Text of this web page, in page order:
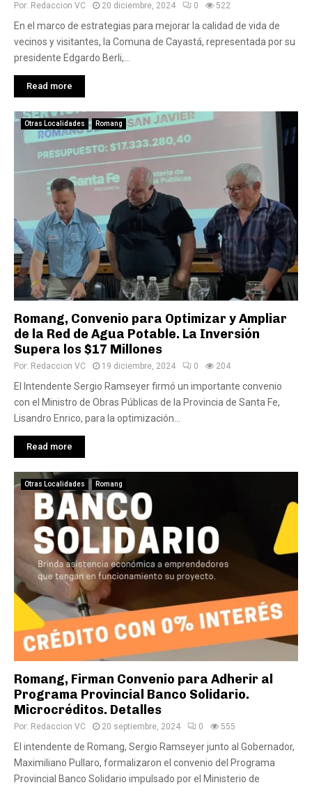
Por: Redaccion VC 20 diciembre, 2024 0 522
En el marco de estrategias para mejorar la calidad de vida de
vecinos y visitantes, la Comuna de Cayastá, representada por su
presidente Edgardo Berli,...
Read more
Otras Localidades Romang
Romang, Convenio para Optimizar y Ampliar
de la Red de Agua Potable. La Inversión
Supera los $17 Millones
Por: Redaccion VC 19 diciembre, 2024 0 204
El Intendente Sergio Ramseyer firmó un importante convenio
con el Ministro de Obras Públicas de la Provincia de Santa Fe,
Lisandro Enrico, para la optimización...
Read more
Otras Localidades Romang
Romang, Firman Convenio para Adherir al
Programa Provincial Banco Solidario.
Microcréditos. Detalles
Por: Redaccion VC 20 septiembre, 2024 0 555
El intendente de Romang, Sergio Ramseyer junto al Gobernador,
Maximiliano Pullaro, formalizaron el convenio del Programa
Provincial Banco Solidario impulsado por el Ministerio de